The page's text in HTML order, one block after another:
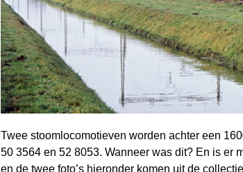
Twee stoomlocomotieven worden achter een
50 3564 en 52 8053. Wanneer was dit? En is er
en de twee foto’s hieronder komen uit de